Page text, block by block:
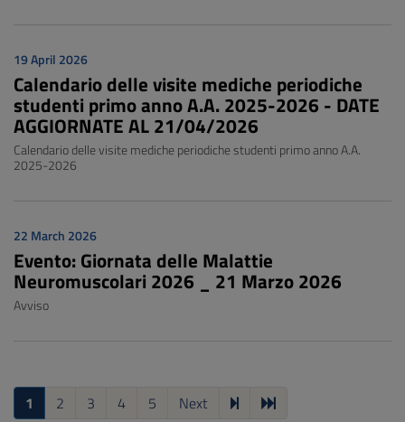
19 April 2026
Calendario delle visite mediche periodiche
studenti primo anno A.A. 2025-2026 - DATE
AGGIORNATE AL 21/04/2026
Calendario delle visite mediche periodiche studenti primo anno A.A.
2025-2026
22 March 2026
Evento: Giornata delle Malattie
Neuromuscolari 2026 _ 21 Marzo 2026
Avviso
1 2 3 4 5 Next